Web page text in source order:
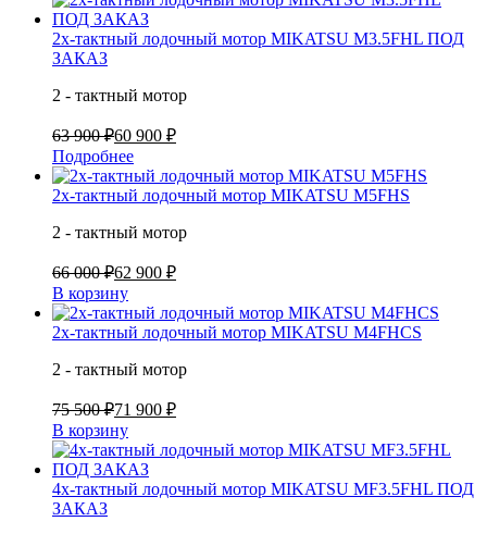
2х-тактный лодочный мотор MIKATSU M3.5FHL ПОД
ЗАКАЗ
2 - тактный мотор
63 900 ₽60 900 ₽
Подробнее
2х-тактный лодочный мотор MIKATSU M5FHS
2 - тактный мотор
66 000 ₽62 900 ₽
В корзину
2х-тактный лодочный мотор MIKATSU M4FHCS
2 - тактный мотор
75 500 ₽71 900 ₽
В корзину
4х-тактный лодочный мотор MIKATSU MF3.5FHL ПОД
ЗАКАЗ